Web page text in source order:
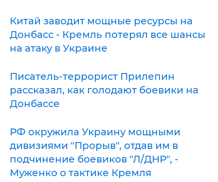
Китай заводит мощные ресурсы на
Донбасс - Кремль потерял все шансы
на атаку в Украине
Писатель-террорист Прилепин
рассказал, как голодают боевики на
Донбассе
РФ окружила Украину мощными
дивизиями "Прорыв", отдав им в
подчинение боевиков "Л/ДНР", -
Муженко о тактике Кремля